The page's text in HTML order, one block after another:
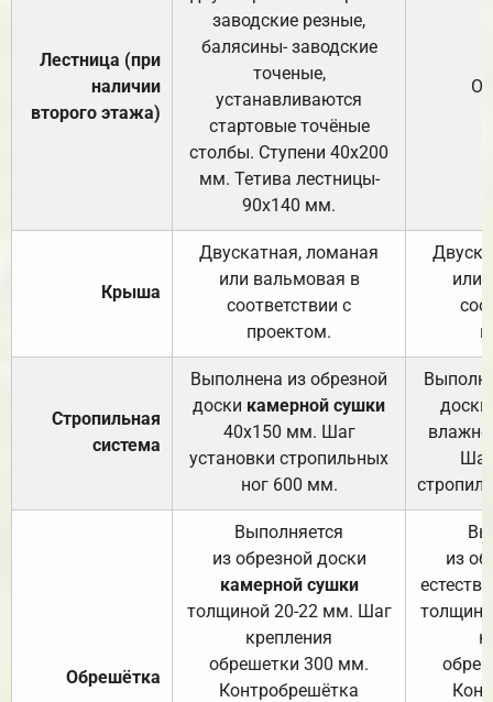
Лестница (при
наличии
второго этажа)
заводские резные,
балясины- заводские
точеные,
устанавливаются
стартовые точёные
столбы. Ступени 40х200
мм. Тетива лестницы-
90х140 мм.
Крыша
Двускатная, ломаная
или вальмовая в
соответствии с
проектом.
или
Стропильная
система
Выполнена из обрезной
доски камерной сушки
40х150 мм. Шаг
установки стропильных
ног 600 мм.
доски
Обрешётка
Выполняется
из обрезной доски
камерной сушки
толщиной 20-22 мм. Шаг
крепления
обрешетки 300 мм.
Контробрешётка
из